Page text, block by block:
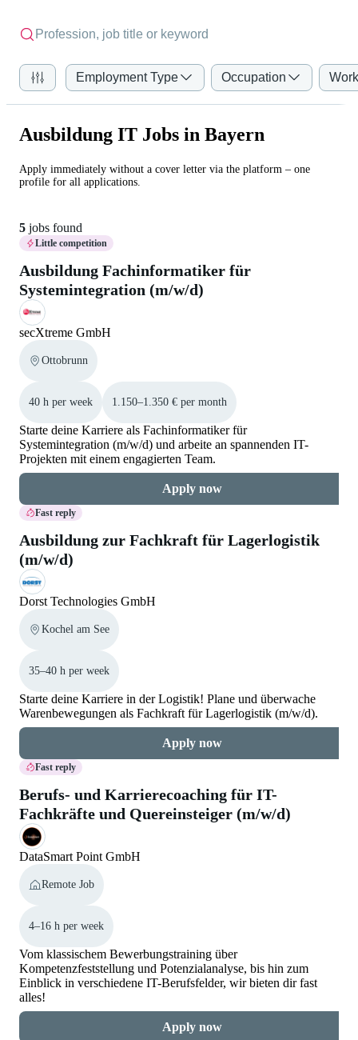
Employment Type Occupation
Ausbildung IT Jobs in Bayern
Apply immediately without a cover letter via the platform – one
profile for all applications.
5 jobs found
Little competition
Ausbildung Fachinformatiker für
Systemintegration (m/w/d)
secXtreme GmbH
Ottobrunn
40 h per week 1.150–1.350 € per month
Starte deine Karriere als Fachinformatiker für
Systemintegration (m/w/d) und arbeite an spannenden IT-
Projekten mit einem engagierten Team.
Apply now
Fast reply
Ausbildung zur Fachkraft für Lagerlogistik
(m/w/d)
Dorst Technologies GmbH
Kochel am See
35–40 h per week
Starte deine Karriere in der Logistik! Plane und überwache
Warenbewegungen als Fachkraft für Lagerlogistik (m/w/d).
Apply now
Fast reply
Berufs- und Karrierecoaching für IT-
Fachkräfte und Quereinsteiger (m/w/d)
DataSmart Point GmbH
Remote Job
4–16 h per week
Vom klassischem Bewerbungstraining über
Kompetenzfeststellung und Potenzialanalyse, bis hin zum
Einblick in verschiedene IT-Berufsfelder, wir bieten dir fast
alles!
Apply now